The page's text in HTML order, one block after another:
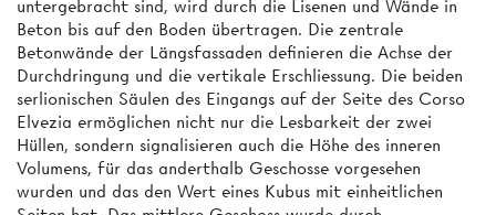
untergebracht sind, wird durch die Lisenen und Wände in
Beton bis auf den Boden übertragen. Die zentrale
Betonwände der Längsfassaden definieren die Achse der
Durchdringung und die vertikale Erschliessung. Die beiden
serlionischen Säulen des Eingangs auf der Seite des Corso
Elvezia ermöglichen nicht nur die Lesbarkeit der zwei
Hüllen, sondern signalisieren auch die Höhe des inneren
Volumens, für das anderthalb Geschosse vorgesehen
wurden und das den Wert eines Kubus mit einheitlichen